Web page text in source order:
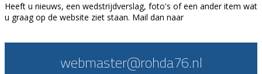
Heeft u nieuws, een wedstrijdverslag, foto's of een ander item wat
u graag op de website ziet staan. Mail dan naar
webmaster@rohda76.nl